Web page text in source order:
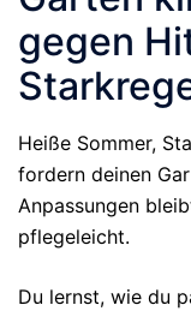
gegen
Heiße Sommer,
fordern deinen
Anpassungen
pflegeleicht.
Du lernst, wie du